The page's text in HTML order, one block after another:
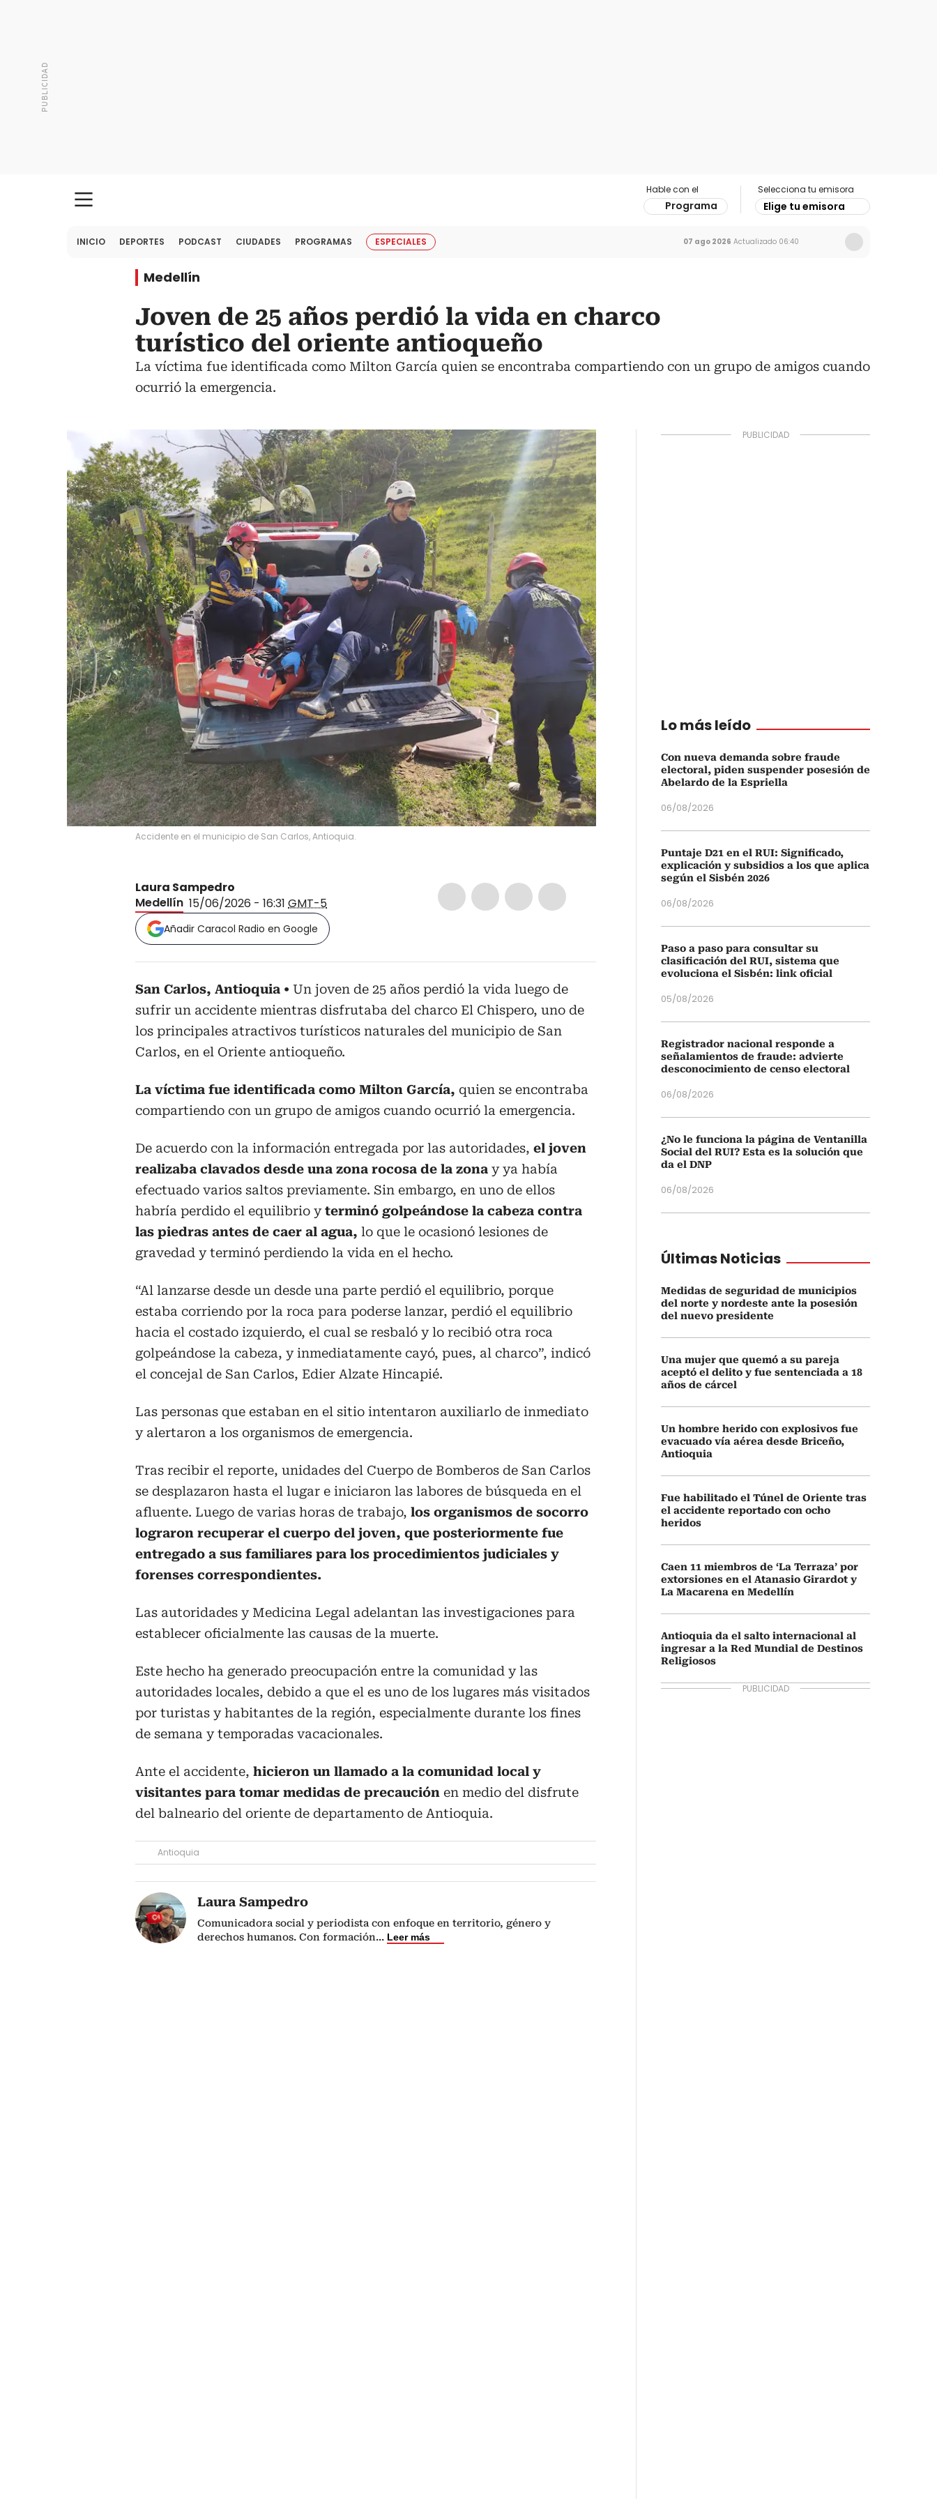
Hable con el
Programa
Selecciona tu emisora
Elige tu emisora
INICIO DEPORTES PODCAST CIUDADES PROGRAMAS ESPECIALES 07 ago 2026 Actualizado 06:40
Medellín
Joven de 25 años perdió la vida en charco
turístico del oriente antioqueño
La víctima fue identificada como Milton García quien se encontraba compartiendo con un grupo de amigos cuando
ocurrió la emergencia.
Accidente en el municipio de San Carlos, Antioquia.
Laura Sampedro
Medellín 15/06/2026 - 16:31 GMT-5
Añadir Caracol Radio en Google
San Carlos, Antioquia
Un joven de 25 años perdió la vida luego de
sufrir un accidente mientras disfrutaba del charco El Chispero, uno de
los principales atractivos turísticos naturales del municipio de San
Carlos, en el Oriente antioqueño.
La víctima fue identificada como Milton García, quien se encontraba
compartiendo con un grupo de amigos cuando ocurrió la emergencia.
De acuerdo con la información entregada por las autoridades, el joven
realizaba clavados desde una zona rocosa de la zona y ya había
efectuado varios saltos previamente. Sin embargo, en uno de ellos
habría perdido el equilibrio yterminó golpeándose la cabeza contra
las piedras antes de caer al agua, lo que le ocasionó lesiones de
gravedad y terminó perdiendo la vida en el hecho.
“Al lanzarse desde un desde una parte perdió el equilibrio, porque
estaba corriendo por la roca para poderse lanzar, perdió el equilibrio
hacia el costado izquierdo, el cual se resbaló y lo recibió otra roca
golpeándose la cabeza, y inmediatamente cayó, pues, al charco”, indicó
el concejal de San Carlos, Edier Alzate Hincapié.
Las personas que estaban en el sitio intentaron auxiliarlo de inmediato
y alertaron a los organismos de emergencia.
Tras recibir el reporte, unidades del Cuerpo de Bomberos de San Carlos
se desplazaron hasta el lugar e iniciaron las labores de búsqueda en el
afluente. Luego de varias horas de trabajo, los organismos de socorro
lograron recuperar el cuerpo del joven, que posteriormente fue
entregado a sus familiares para los procedimientos judiciales y
forenses correspondientes.
Las autoridades y Medicina Legal adelantan las investigaciones para
establecer oficialmente las causas de la muerte.
Este hecho ha generado preocupación entre la comunidad y las
autoridades locales, debido a que el es uno de los lugares más visitados
por turistas y habitantes de la región, especialmente durante los fines
de semana y temporadas vacacionales.
Ante el accidente, hicieron un llamado a la comunidad local y
visitantes para tomar medidas de precaución en medio del disfrute
del balneario del oriente de departamento de Antioquia.
Antioquia
Laura Sampedro
Comunicadora social y periodista con enfoque en territorio, género y
derechos humanos. Con formación... Leer más
Lo más leído
Con nueva demanda sobre fraude
electoral, piden suspender posesión de
Abelardo de la Espriella
06/08/2026
Puntaje D21 en el RUI: Significado,
explicación y subsidios a los que aplica
según el Sisbén 2026
06/08/2026
Paso a paso para consultar su
clasificación del RUI, sistema que
evoluciona el Sisbén: link oficial
05/08/2026
Registrador nacional responde a
señalamientos de fraude: advierte
desconocimiento de censo electoral
06/08/2026
¿No le funciona la página de Ventanilla
Social del RUI? Esta es la solución que
da el DNP
06/08/2026
Últimas Noticias
Medidas de seguridad de municipios
del norte y nordeste ante la posesión
del nuevo presidente
Una mujer que quemó a su pareja
aceptó el delito y fue sentenciada a 18
años de cárcel
Un hombre herido con explosivos fue
evacuado vía aérea desde Briceño,
Antioquia
Fue habilitado el Túnel de Oriente tras
el accidente reportado con ocho
heridos
Caen 11 miembros de ‘La Terraza’ por
extorsiones en el Atanasio Girardot y
La Macarena en Medellín
Antioquia da el salto internacional al
ingresar a la Red Mundial de Destinos
Religiosos